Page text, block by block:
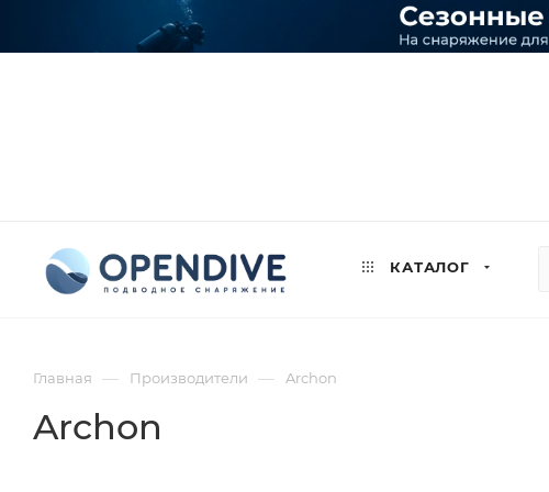
КАТАЛОГ
Главная — Производители — Archon
Archon